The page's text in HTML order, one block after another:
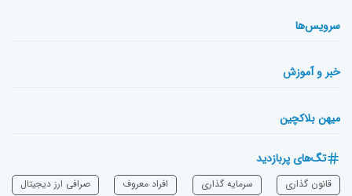
سرویس‌ها
خبر و آموزش
میهن بلاکچین
تگ‌های پربازدید
قانون گذاری سرمایه‌ گذاری افراد معروف
صرافی ارز دیجیتال